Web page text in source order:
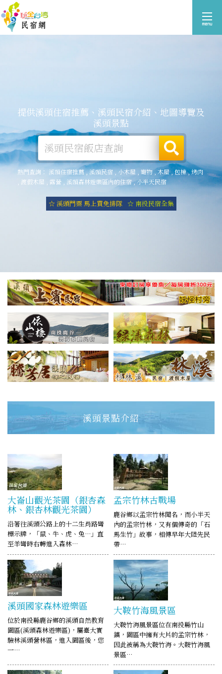
提供溪頭住宿推薦、溪頭民宿介紹、地圖導覽及
溪頭景點
熱門查詢： 溪頭住宿推薦,溪頭民宿,小木屋 寵物,木屋,包棟,烤肉
渡假木屋 露營 溪頭森林遊樂區內的住宿, 小半天民宿
☆ 溪頭門票 馬上買免排隊 ☆ 南投民宿全集
溪頭景點介紹
大崙山觀光茶園（銀杏森
林、銀杏林觀光茶園）
沿著往溪頭公路上的十二生肖路彎
標示牌，「鼠、牛、虎、兔…」直
至羊彎時右轉進入森林…
孟宗竹林古戰場
鹿谷鄉以孟宗竹林聞名，而小半天
內的孟宗竹林，又有個傳奇的「石
馬生竹」故事，相傳早年大陸先民
帶…
溪頭國家森林遊樂區
位於南投縣鹿谷鄉的溪頭自然教育
園區(溪頭森林遊樂區)，屬臺大實
驗林溪頭營林區，進入園區後，您
一…
大鞍竹海風景區
大鞍竹海風景區位在南投縣竹山
鎮，園區中擁有大片的孟宗竹林，
因此被稱為大鞍竹海。大鞍竹海風
景區…